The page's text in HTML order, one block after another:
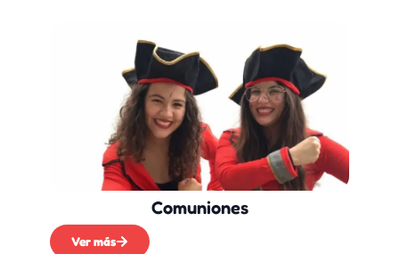
Comuniones
Ver más